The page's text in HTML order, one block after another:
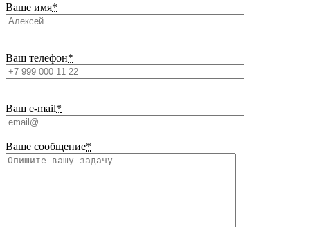
Ваше имя*
Ваш телефон*
Ваш e-mail*
Ваше сообщение*